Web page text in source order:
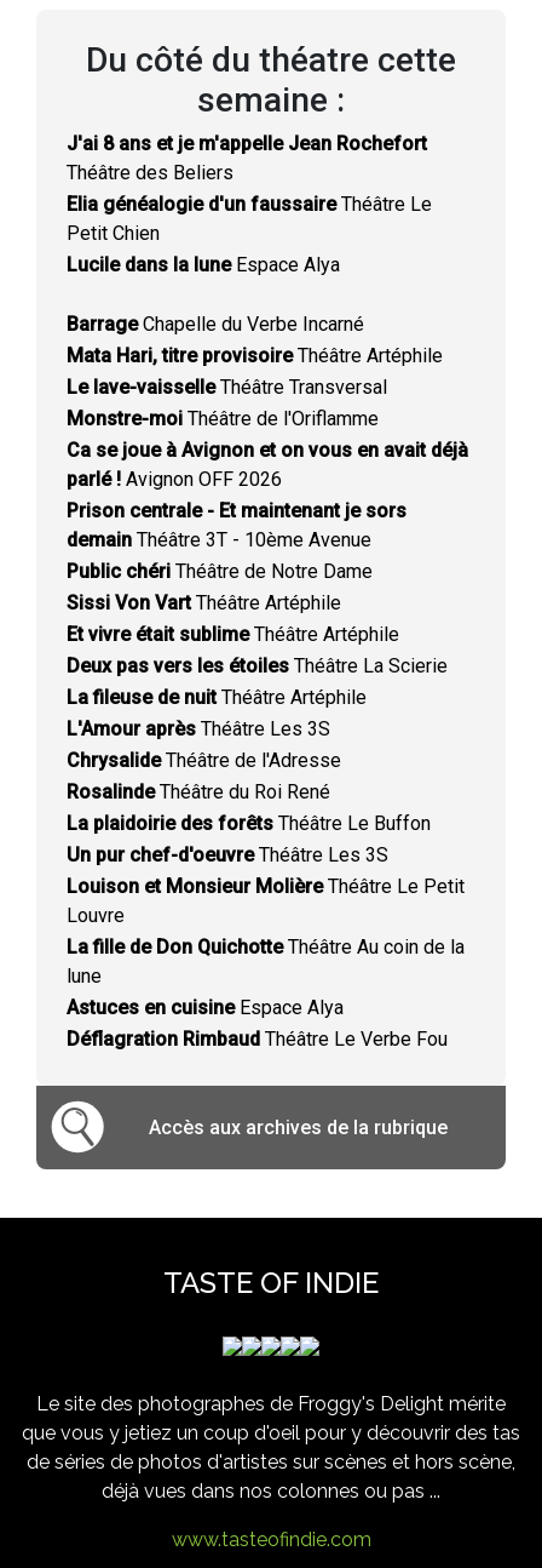
Du côté du théatre cette
semaine :
J'ai 8 ans et je m'appelle Jean Rochefort
Théâtre des Beliers
Elia généalogie d'un faussaireThéâtre Le
Petit Chien
Lucile dans la luneEspace Alya
BarrageChapelle du Verbe Incarné
Mata Hari, titre provisoireThéâtre Artéphile
Le lave-vaisselleThéâtre Transversal
Monstre-moi Théâtre de l'Oriflamme
Ca se joue à Avignon et on vous en avait déjà
parlé ! Avignon OFF 2026
Prison centrale - Et maintenant je sors
demain Théâtre 3T - 10ème Avenue
Public chéri Théâtre de Notre Dame
Sissi Von VartThéâtre Artéphile
Et vivre était sublimeThéâtre Artéphile
Deux pas vers les étoiles Théâtre La Scierie
La fileuse de nuitThéâtre Artéphile
L'Amour après Théâtre Les 3S
ChrysalideThéâtre de l'Adresse
RosalindeThéâtre du Roi René
La plaidoirie des forêts Théâtre Le Buffon
Un pur chef-d'oeuvreThéâtre Les 3S
Louison et Monsieur MolièreThéâtre Le Petit
Louvre
La fille de Don QuichotteThéâtre Au coin de la
lune
Astuces en cuisineEspace Alya
Déflagration Rimbaud Théâtre Le Verbe Fou
Accès aux archives de la rubrique
TASTE OF INDIE
Le site des photographes de Froggy's Delight mérite
que vous y jetiez un coup d'oeil pour y découvrir des tas
de séries de photos d'artistes sur scènes et hors scène,
déjà vues dans nos colonnes ou pas ...
www.tasteofindie.com